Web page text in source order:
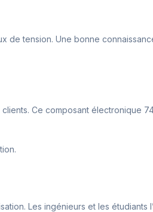
de tension. Une bonne
Ce composant électronique
Les ingénieurs et les